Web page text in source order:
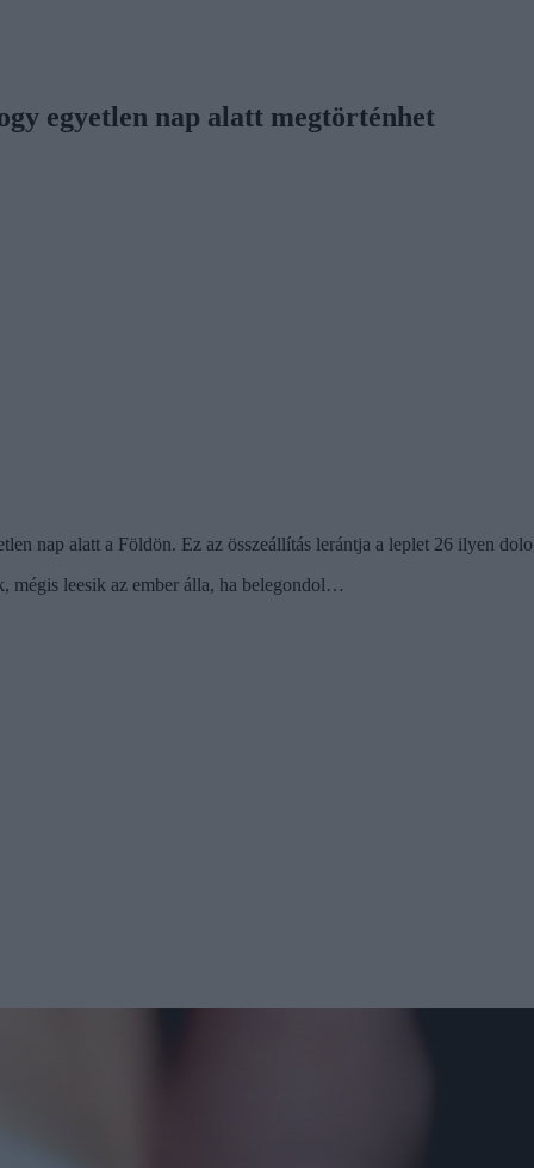
egyetlen nap alatt megtörténhet
nap alatt a Földön. Ez az összeállítás lerántja a leplet 26 ilyen
mégis leesik az ember álla, ha belegondol…